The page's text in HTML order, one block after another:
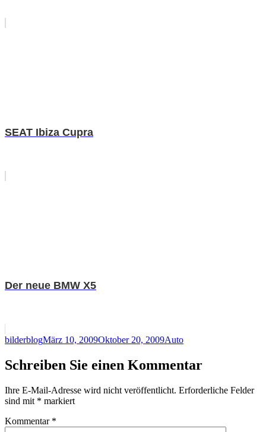
SEAT Ibiza Cupra
Der neue BMW X5
Autor
bilderblogVeröffentlicht
März 10, 2009Oktober 20, 2009Kategorien
Auto
Schreiben Sie einen Kommentar
Ihre E-Mail-Adresse wird nicht veröffentlicht. Erforderliche Felder
sind mit * markiert
Kommentar *